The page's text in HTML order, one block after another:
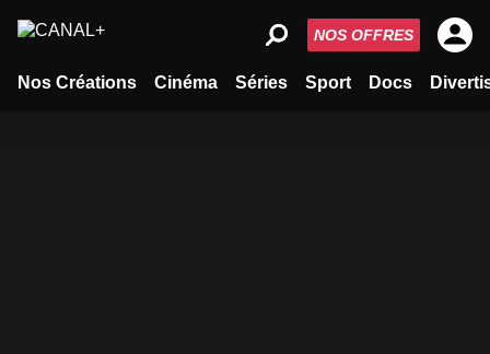
Nos Créations Cinéma Séries Sport Docs
NOS OFFRES